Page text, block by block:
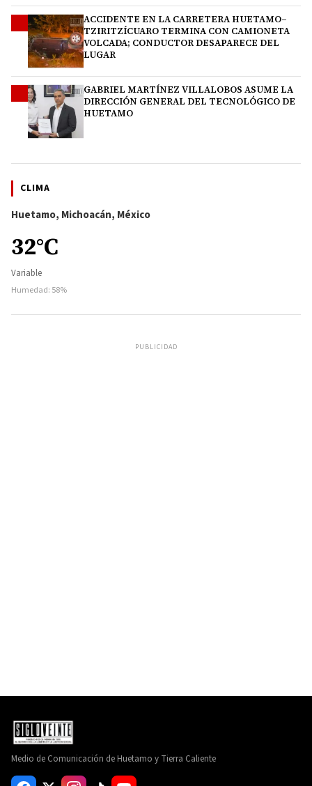
ACCIDENTE EN LA CARRETERA HUETAMO–
TZIRITZÍCUARO TERMINA CON CAMIONETA
VOLCADA; CONDUCTOR DESAPARECE DEL
LUGAR
GABRIEL MARTÍNEZ VILLALOBOS ASUME LA
DIRECCIÓN GENERAL DEL TECNOLÓGICO DE
HUETAMO
CLIMA
Huetamo, Michoacán, México
32°C
Variable
Humedad: 58%
PUBLICIDAD
Medio de Comunicación de Huetamo y Tierra Caliente